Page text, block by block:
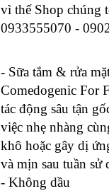
vì thế Shop chúng
0933555070 -
- Sữa tắm & rửa
Comedogenic For
tác động sâu tận
việc nhẹ nhàng
khô hoặc gây dị
và mịn sau tuần
- Không dầu